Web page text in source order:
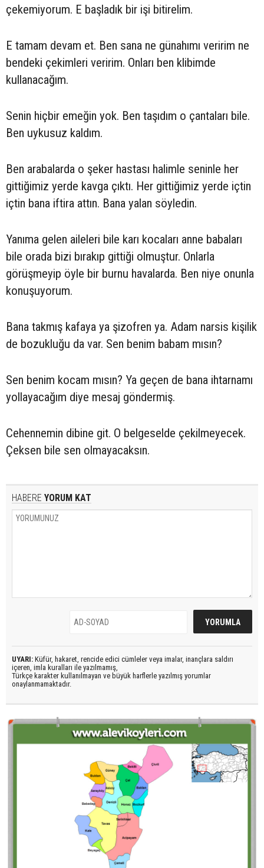
çekemiyorum. E başladık bir işi bitirelim.
E tamam devam et. Ben sana ne günahımı veririm ne
bendeki çekimleri veririm. Onları ben klibimde
kullanacağım.
Senin hiçbir emeğin yok. Ben taşıdım o çantaları bile.
Ben uykusuz kaldım.
Ben arabalarda o şeker hastası halimle seninle her
gittiğimiz yerde kavga çıktı. Her gittiğimiz yerde içtin
içtin bana iftira attın. Bana yalan söyledin.
Yanıma gelen aileleri bile karı kocaları anne babaları
bile orada bizi bırakıp gittiği olmuştur. Onlarla
görüşmeyip öyle bir burnu havalarda. Ben niye onunla
konuşuyorum.
Bana takmış kafaya ya şizofren ya. Adam narsis kişilik
de bozukluğu da var. Sen benim babam mısın?
Sen benim kocam mısın? Ya geçen de bana ihtarnamı
yollayacağım diye mesaj göndermiş.
Cehennemin dibine git. O belgeselde çekilmeyecek.
Çeksen bile sen olmayacaksın.
HABERE YORUM KAT
UYARI: Küfür, hakaret, rencide edici cümleler veya imalar, inançlara saldırı
içeren, imla kuralları ile yazılmamış,
Türkçe karakter kullanılmayan ve büyük harflerle yazılmış yorumlar
onaylanmamaktadır.